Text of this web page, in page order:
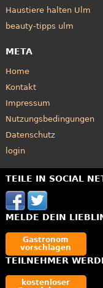
Haustiere halten Ulm
beauty-tipps ulm
META
Home
Kontakt
Impressum
Nutzungsbedingungen
Datenschutz
login
TEILE IN SOCIAL
MELDE DEIN
Gastronom
vorschlagen
TEILNEHMER
kostenloser